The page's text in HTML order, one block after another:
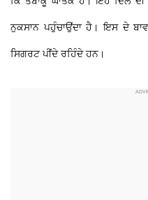
ਨੁਕਸਾਨ ਪਹੁੰਚਾਉਂਦਾ ਹੈ। ਇਸ ਦੇ
ਸਿਗਰਟ ਪੀਂਦੇ ਰਹਿੰਦੇ ਹਨ।